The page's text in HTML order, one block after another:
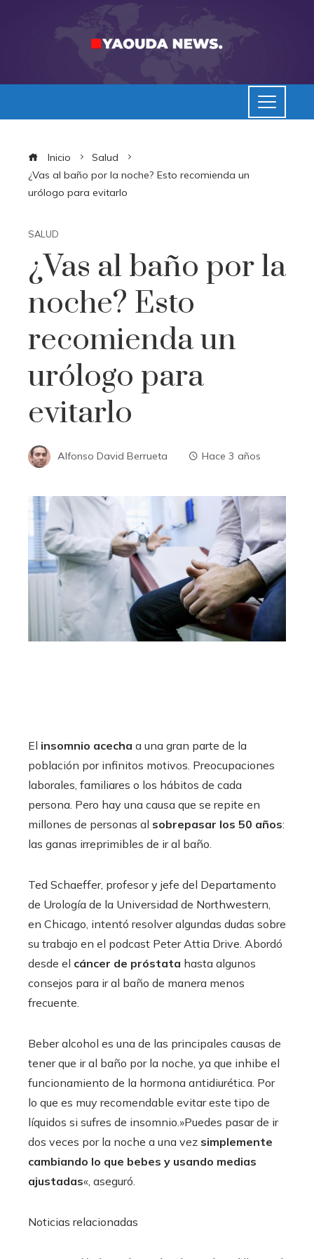
Inicio
Salud
¿Vas al baño por la noche? Esto recomienda un
urólogo para evitarlo
SALUD
¿Vas al baño por la
noche? Esto
recomienda un
urólogo para
evitarlo
Alfonso David Berrueta Hace 3 años
El insomnio acecha a una gran parte de la
población por infinitos motivos. Preocupaciones
laborales, familiares o los hábitos de cada
persona. Pero hay una causa que se repite en
millones de personas al sobrepasar los 50 años:
las ganas irreprimibles de ir al baño.
Ted Schaeffer, profesor y jefe del Departamento
de Urología de la Universidad de Northwestern,
en Chicago, intentó resolver algundas dudas sobre
su trabajo en el podcast Peter Attia Drive. Abordó
desde el cáncer de próstata hasta algunos
consejos para ir al baño de manera menos
frecuente.
Beber alcohol es una de las principales causas de
tener que ir al baño por la noche, ya que inhibe el
funcionamiento de la hormona antidiurética. Por
lo que es muy recomendable evitar este tipo de
líquidos si sufres de insomnio.»Puedes pasar de ir
dos veces por la noche a una vez simplemente
cambiando lo que bebes y usando medias
ajustadas«, aseguró.
Noticias relacionadas